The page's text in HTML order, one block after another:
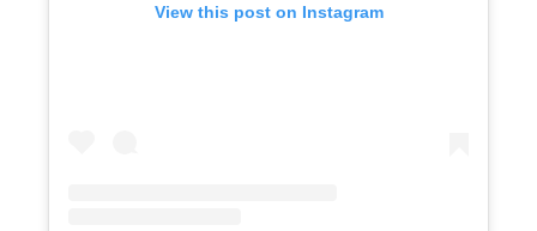
View this post on Instagram